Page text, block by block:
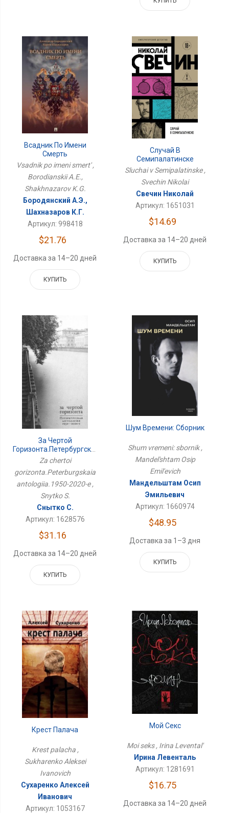
Всадник По Имени
Смерть
Vsadnik po imeni smert' ,
Borodianskii A.E.,
Shakhnazarov K.G.
Бородянский А.Э.,
Шахназаров К.Г.
Артикул: 998418
$21.76
Доставка за 14–20 дней
КУПИТЬ
Случай В
Семипалатинске
Sluchai v Semipalatinske ,
Svechin Nikolai
Свечин Николай
Артикул: 1651031
$14.69
Доставка за 14–20 дней
КУПИТЬ
За Чертой
Горизонта.Петербургская
Антология.1950-2020-Е
Za chertoi
gorizonta.Peterburgskaia
antologiia.1950-2020-e ,
Snytko S.
Снытко С.
Артикул: 1628576
$31.16
Доставка за 14–20 дней
КУПИТЬ
Шум Времени: Сборник
Shum vremeni: sbornik ,
Mandel'shtam Osip
Emil'evich
Мандельштам Осип
Эмильевич
Артикул: 1660974
$48.95
Доставка за 1–3 дня
КУПИТЬ
Крест Палача
Krest palacha ,
Sukharenko Aleksei
Ivanovich
Сухаренко Алексей
Иванович
Артикул: 1053167
Мой Секс
Moi seks , Irina Levental'
Ирина Левенталь
Артикул: 1281691
$16.75
Доставка за 14–20 дней